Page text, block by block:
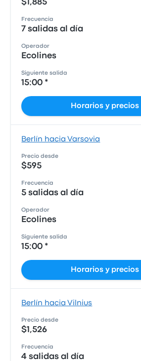
$1,885
Frecuencia
7 salidas al día
Operador
Ecolines
Siguiente salida
15:00 *
Horarios y precios
Berlín hacia Varsovia
Precio desde
$595
Frecuencia
5 salidas al día
Operador
Ecolines
Siguiente salida
15:00 *
Horarios y precios
Berlín hacia Vilnius
Precio desde
$1,526
Frecuencia
4 salidas al día